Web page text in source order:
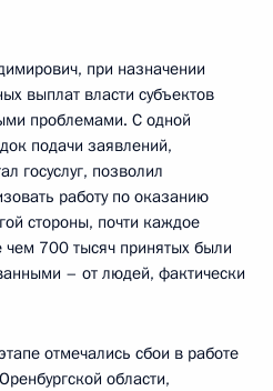
при назначении
выплат власти субъектов
проблемами. С одной
подачи заявлений,
госуслуг, позволил
работу по оказанию
стороны, почти каждое
чем 700 тысяч принятых были
– от людей, фактически
отмечались сбои в работе
области,